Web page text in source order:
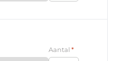
Aantal *